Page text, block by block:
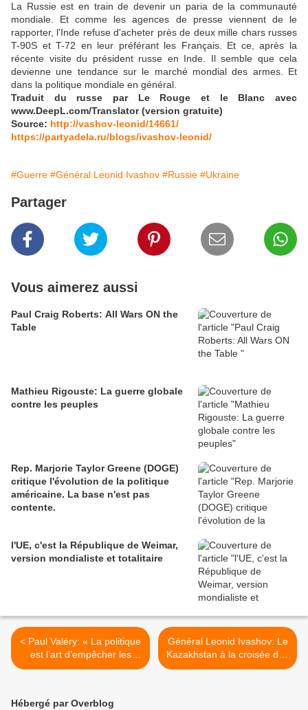
La Russie est en train de devenir un paria de la communauté
mondiale. Et comme les agences de presse viennent de le
rapporter, l'Inde refuse d'acheter près de deux mille chars russes
T-90S et T-72 en leur préférant les Français. Et ce, après la
récente visite du président russe en Inde. Il semble que cela
devienne une tendance sur le marché mondial des armes. Et
dans la politique mondiale en général.
Traduit du russe par Le Rouge et le Blanc avec
www.DeepL.com/Translator (version gratuite)
Source: http://vashov-leonid/14661/
https://partyadela.ru/blogs/ivashov-leonid/
#Guerre #Général Leonid Ivashov #Russie #Ukraine
Partager
Vous aimerez aussi
Paul Craig Roberts: All Wars ON the
Table
Mathieu Rigouste: La guerre globale
contre les peuples
Rep. Marjorie Taylor Greene (DOGE)
critique l'évolution de la politique
américaine. La base n'est pas
contente.
l'UE, c'est la République de Weimar,
version mondialiste et totalitaire
< Paul Valéry: « La politique
est l’art d’empêcher les
gens de s’occuper de ce qui
Général Leonid Ivashov: Le
Kazakhstan à la croisée des
chemins (Partyadela,
Hébergé par Overblog